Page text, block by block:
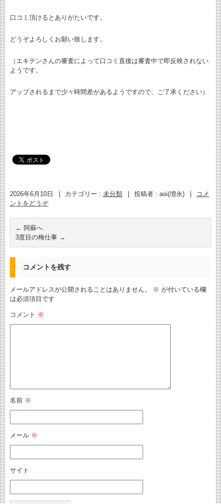
口コミ頂けるとありがたいです。
どうぞよろしくお願い致します。
（エキテンさんの審査によって口コミ直後は審査中で即反映されない
ようです。
アップされるまで少々時間差があるようですので、ご了承ください）
2026年6月10日 カテゴリー : 未分類 投稿者 : aoi(増永)
コメ
ントをどうぞ
← 阿蘇へ
3度目の梅仕事 →
コメントを残す
メールアドレスが公開されることはありません。 ※ が付いている欄
は必須項目です
コメント ※
名前 ※
メール ※
サイト